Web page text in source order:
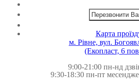
Перезвонити
Карта
м. Рівне, вул.
(Екопласт, 6
9:00-21:00 пн-нд
9:30-18:30 пн-пт